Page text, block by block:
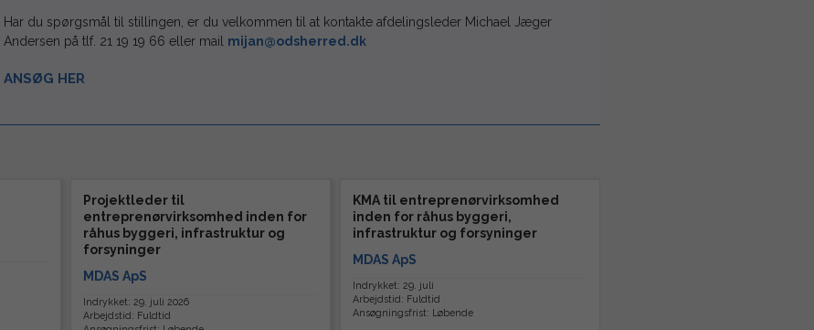
Har du spørgsmål til stillingen, er du velkommen til at kontakte afdelingsleder Michael Jæger
Andersen på tlf. 21 19 19 66 eller mail mijan@odsherred.dk
ANSØG HER
Projektleder til
entreprenørvirksomhed inden for
råhus byggeri, infrastruktur og
forsyninger
MDAS ApS
Indrykket: 29. juli 2026
Arbejdstid: Fuldtid
KMA til entreprenørvirksomhed
inden for råhus byggeri,
infrastruktur og forsyninger
MDAS ApS
Indrykket: 29. juli
Arbejdstid: Fuldtid
Ansøgningsfrist: Løbende